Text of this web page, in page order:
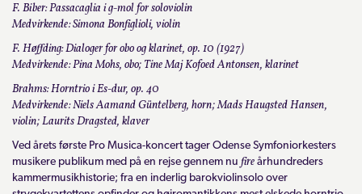
F. Biber: Passacaglia i g-mol for soloviolin
Medvirkende: Simona Bonfiglioli, violin
F. Høffding: Dialoger for obo og klarinet, op. 10 (1927)
Medvirkende: Pina Mohs, obo; Tine Maj Kofoed Antonsen, klarinet
Brahms: Horntrio i Es-dur, op. 40
Medvirkende: Niels Aamand Güntelberg, horn; Mads Haugsted Hansen,
violin; Laurits Dragsted, klaver
Ved årets første Pro Musica-koncert tager Odense Symfoniorkesters
musikere publikum med på en rejse gennem nu fire århundreders
kammermusikhistorie; fra en inderlig barokviolinsolo over